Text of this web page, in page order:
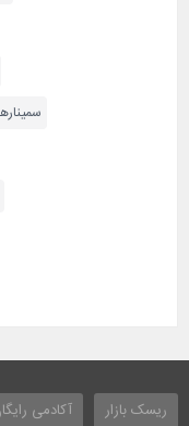
ریسک بازار آکادمی